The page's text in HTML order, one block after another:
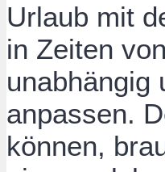
Urlaub mit
in Zeiten
anpassen.
können,